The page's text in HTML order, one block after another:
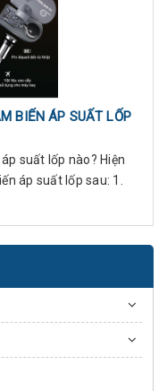
BIẾN ÁP SUẤT LỐP
suất lốp nào? Hiện
áp suất lốp sau: 1.